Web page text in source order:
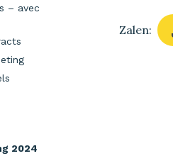
– avec
2024
Zalen: